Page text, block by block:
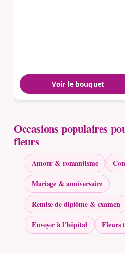
Voir le bouquet
Occasions populaires
fleurs
Amour & romantisme
Mariage & anniversaire
Remise de diplôme & examen
Envoyer à l'hôpital
Fleurs